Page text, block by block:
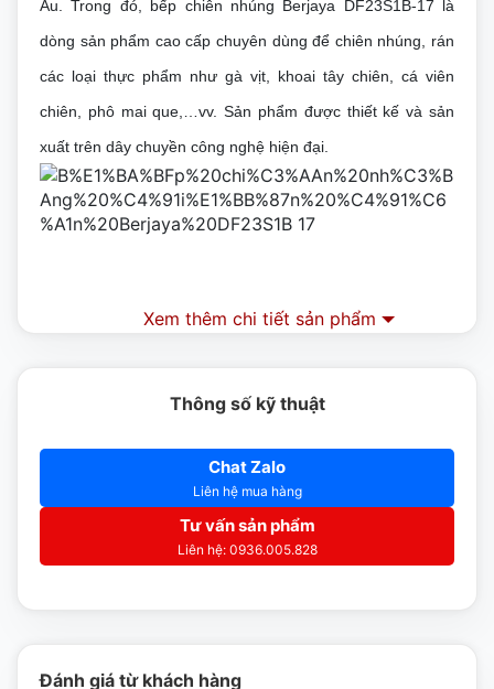
Âu. Trong đó, bếp chiên nhúng Berjaya DF23S1B-17 là
dòng sản phẩm cao cấp chuyên dùng để chiên nhúng, rán
các loại thực phẩm như gà vịt, khoai tây chiên, cá viên
chiên, phô mai que,…vv. Sản phẩm được thiết kế và sản
xuất trên dây chuyền công nghệ hiện đại.
Xem thêm chi tiết sản phẩm
Thông số kỹ thuật
Chat Zalo
Liên hệ mua hàng
Tư vấn sản phẩm
Liên hệ: 0936.005.828
Đánh giá từ khách hàng